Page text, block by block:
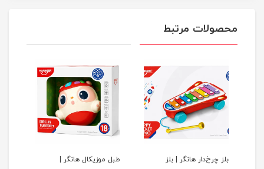
محصولات مرتبط
بلز چرخ‌دار هانگر | بلز
طبل موزیکال هانگر |